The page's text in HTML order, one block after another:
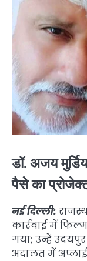
डॉ. अजय
पैसे का
नई दिल्ली:
कार्रवाई में
गया; उन्हें
अदालत में अप्लाई